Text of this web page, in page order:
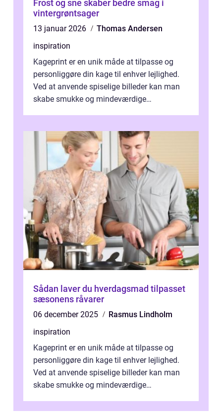
Frost og sne skaber bedre smag i
vintergrøntsager
13 januar 2026
Thomas Andersen
inspiration
Kageprint er en unik måde at tilpasse og
personliggøre din kage til enhver lejlighed.
Ved at anvende spiselige billeder kan man
skabe smukke og mindeværdige
Sådan laver du hverdagsmad tilpasset
sæsonens råvarer
06 december 2025
Rasmus Lindholm
inspiration
Kageprint er en unik måde at tilpasse og
personliggøre din kage til enhver lejlighed.
Ved at anvende spiselige billeder kan man
skabe smukke og mindeværdige